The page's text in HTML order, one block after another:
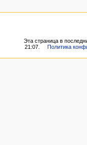
Эта страница в
21:07.
Политика